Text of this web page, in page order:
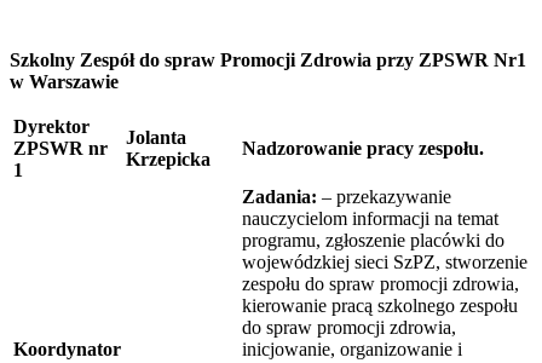
Szkolny Zespół do spraw Promocji Zdrowia przy ZPSWR Nr1
w Warszawie
Dyrektor
ZPSWR nr
1
Jolanta
Krzepicka
Nadzorowanie pracy zespołu.
Koordynator
Zadania: – przekazywanie
nauczycielom informacji na temat
programu, zgłoszenie placówki do
wojewódzkiej sieci SzPZ, stworzenie
zespołu do spraw promocji zdrowia,
kierowanie pracą szkolnego zespołu
do spraw promocji zdrowia,
inicjowanie, organizowanie i